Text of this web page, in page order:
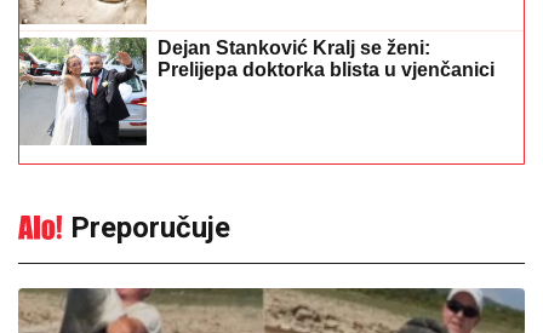
Dejan Stanković Kralj se ženi:
Prelijepa doktorka blista u vjenčanici
Preporučuje